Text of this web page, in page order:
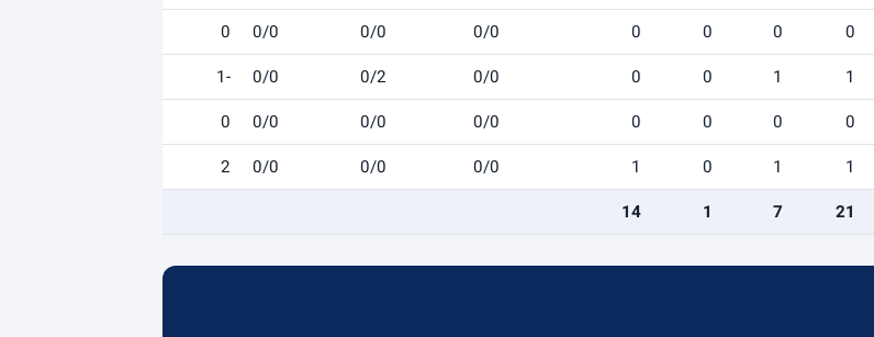
0
0
0
0
0/0
0/0
0/0
0
1
1
0
0
0/0
0/2
0/0
-1
0
0
0
0
0/0
0/0
0/0
0
1
1
0
1
0/0
0/0
0/0
2
21
7
1
14